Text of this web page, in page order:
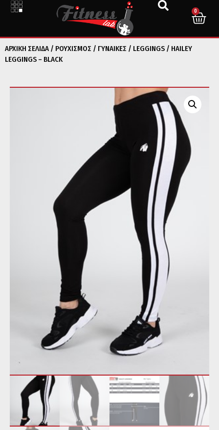
0
ΑΡΧΙΚΉ ΣΕΛΊΔΑ / ΡΟΥΧΙΣΜΟΣ / ΓΥΝΑΙΚΕΣ / LEGGINGS / HAILEY
LEGGINGS – BLACK